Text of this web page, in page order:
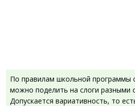
По правилам школьной программы
можно поделить на слоги разными
Допускается вариативность, то